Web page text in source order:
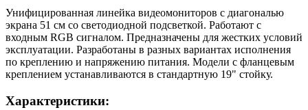
Унифицированная линейка видеомониторов с диагональю
экрана 51 см со светодиодной подсветкой. Работают с
входным RGB сигналом. Предназначены для жестких условий
эксплуатации. Разработаны в разных вариантах исполнения
по креплению и напряжению питания. Модели с фланцевым
креплением устанавливаются в стандартную 19" стойку.
Характеристики: